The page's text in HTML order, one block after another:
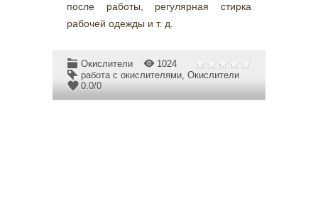
после работы, регулярная стирка
рабочей одежды и т. д.
Окислители
1024
работа с окислителями, Окислители
0.0/0